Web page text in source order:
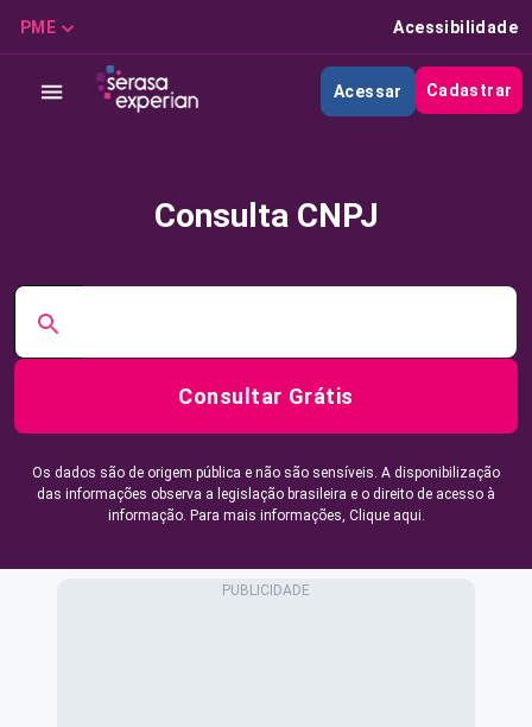
PME Acessibilidade
Acessar Cadastrar
Consulta CNPJ
Consultar Grátis
Os dados são de origem pública e não são sensíveis. A disponibilização
das informações observa a legislação brasileira e o direito de acesso à
informação. Para mais informações, Clique aqui.